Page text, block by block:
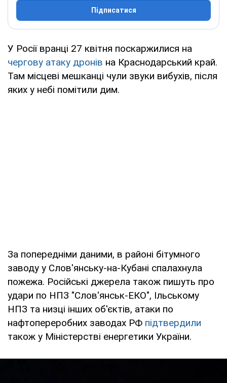
Підписатися
У Росії вранці 27 квітня поскаржилися на
чергову атаку дронів на Краснодарський край.
Там місцеві мешканці чули звуки вибухів, після
яких у небі помітили дим.
За попередніми даними, в районі бітумного
заводу у Слов'янську-на-Кубані спалахнула
пожежа. Російські джерела також пишуть про
удари по НПЗ "Слов'янськ-ЕКО", Ільському
НПЗ та низці інших об'єктів, атаки по
нафтопереробних заводах РФ підтвердили
також у Міністерстві енергетики України.